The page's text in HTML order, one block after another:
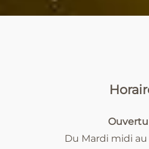
Du Mardi midi